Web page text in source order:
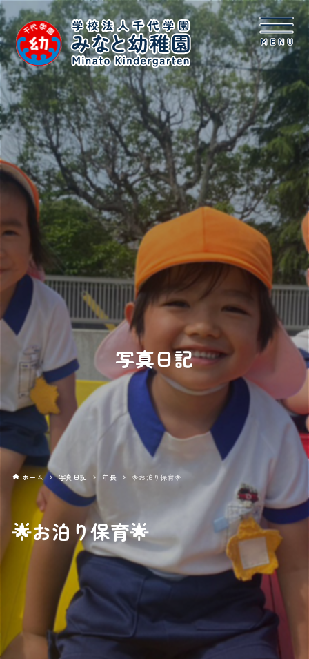
写真日記
ホーム 写真日記 年長 🌟お泊り保育🌟
🌟お泊り保育🌟
2025年07月23日 年長
毎年、年長さんが楽しみにしている「お泊り保育」がはじまり
ました😆
開講式を行い、夕食のカレーに使う野菜をみんなで準備します❗